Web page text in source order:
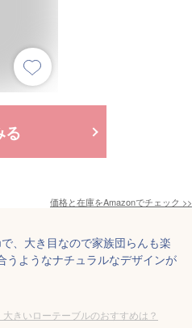
る
価格と在庫をAmazonでチェック >>
、大き目なので家族団らんも楽
うようなナチュラルなデザインが
きいローテーブルのおすすめは？